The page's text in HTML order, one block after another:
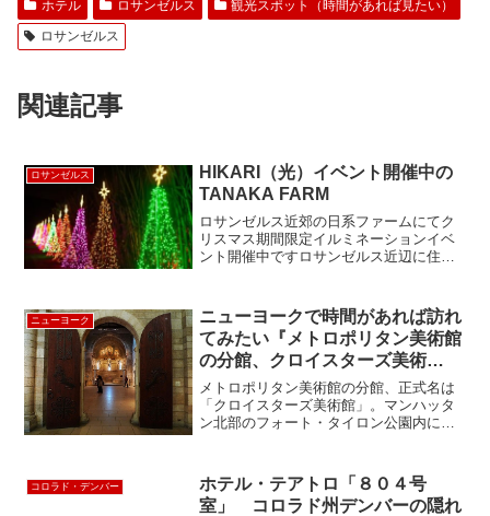
ホテル ロサンゼルス
観光スポット（時間があれば見たい）
ロサンゼルス
関連記事
ロサンゼルス
HIKARI（光）イベント開催中の
TANAKA FARM
ロサンゼルス近郊の日系ファームにてク
リスマス期間限定イルミネーションイベ
ント開催中ですロサンゼルス近辺に住む
スダウンタウンから南東70kmの場所にあ
り、...
ニューヨーク
ニューヨークで時間があれば訪れ
てみたい『メトロポリタン美術館
の分館、クロイスターズ美術
館』 ”The Cloisters”
メトロポリタン美術館の分館、正式名は
「クロイスターズ美術館」。マンハッタ
ン北部のフォート・タイロン公園内にあ
が芸術作品であり、中世ヨーロッパの美
術品約5000点が展示さ...
コロラド・デンバー
ホテル・テアトロ「８０４号
室」 コロラド州デンバーの隠れ